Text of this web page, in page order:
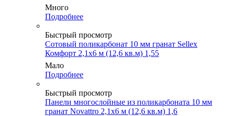
Много
Подробнее
Быстрый просмотр
Сотовый поликарбонат 10 мм гранат Sellex
Комфорт 2,1х6 м (12,6 кв.м) 1,55
Мало
Подробнее
Быстрый просмотр
Панели многослойные из поликарбоната 10 мм
гранат Novattro 2,1х6 м (12,6 кв.м) 1,6